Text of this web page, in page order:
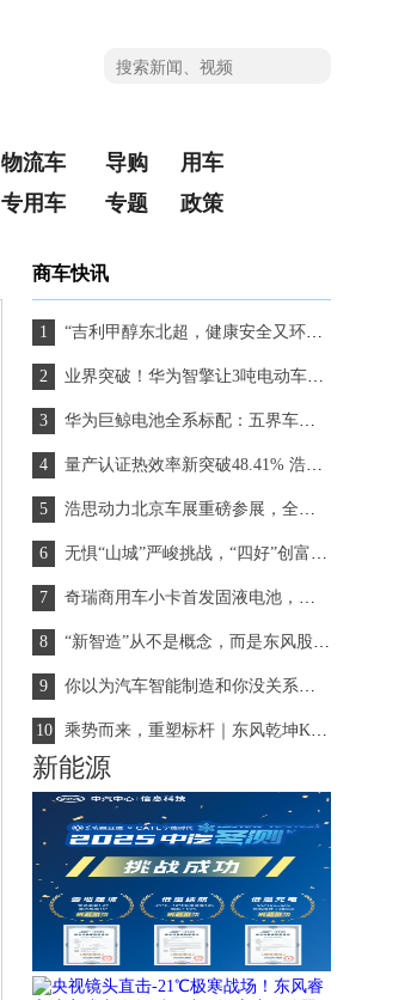
物流车
专用车
导购
用车
专题
政策
商车快讯
“吉利甲醇东北超，健康安全又环保”星智T9M亮相哈尔滨赛区
业界突破！华为智擎让3吨电动车完成1.2米立定跳远
华为巨鲸电池全系标配：五界车主的安全感从底盘开始
量产认证热效率新突破48.41% 浩思动力亮相2026北京车展开创混动新时代
浩思动力北京车展重磅参展，全球CEO发表演讲破解纯电混动平台兼容难题
无惧“山城”严峻挑战，“四好”创富国民VAN获高度评价
奇瑞商用车小卡首发固液电池，重新定义新能源物流车！
“新智造”从不是概念，而是东风股份给出的时代答案
你以为汽车智能制造和你没关系？其实有大联系！
乘势而来，重塑标杆｜东风乾坤K6/K6E成都上市，引爆轻卡行业新热潮
新能源